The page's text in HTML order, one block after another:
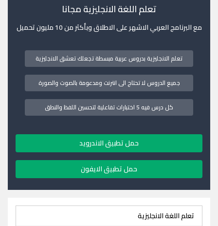
تعلم اللغة الانجليزية مجانا
مع البرنامج العربي الاشهر على الاطلاق وبأكثر من 10 مليون تحميل
تعلم الانجليزية بدروس عربية مبسطة تجعلك تعشق الانجليزية
جميع الدروس لا تحتاج الى انترنت ومدعومة بالصوت والصورة
كل درس فيه 5 اختبارات تفاعلية لتحسين اللفظ والنطق
حمل تطبيق الاندرويد
حمل تطبيق الايفون
تعلم اللغة الانجليزية